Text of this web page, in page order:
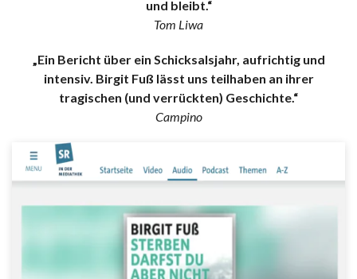
und bleibt.“
Tom Liwa
„Ein Bericht über ein Schicksalsjahr, aufrichtig und
intensiv. Birgit Fuß lässt uns teilhaben an ihrer
tragischen (und verrückten) Geschichte.“
Campino